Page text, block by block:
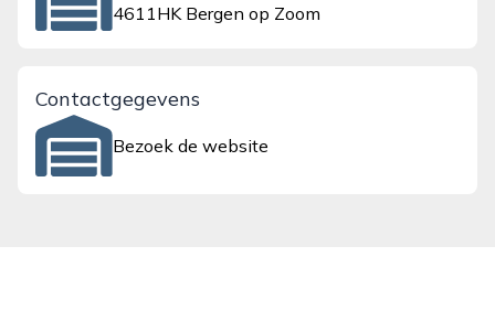
4611HK Bergen op Zoom
Contactgegevens
Bezoek de website